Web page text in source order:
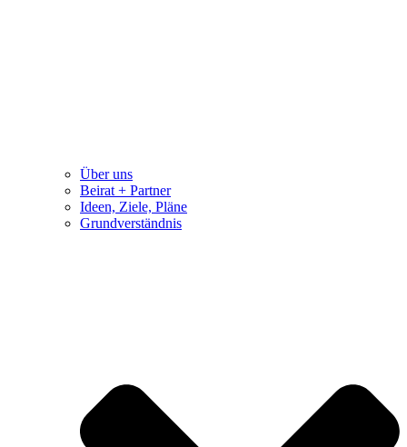
Über uns
Beirat + Partner
Ideen, Ziele, Pläne
Grundverständnis